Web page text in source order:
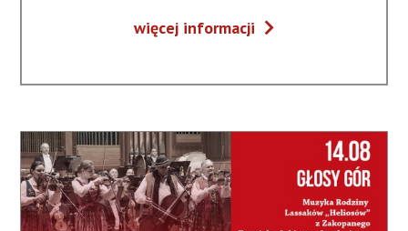
więcej informacji
Fortepiany
Wschodu